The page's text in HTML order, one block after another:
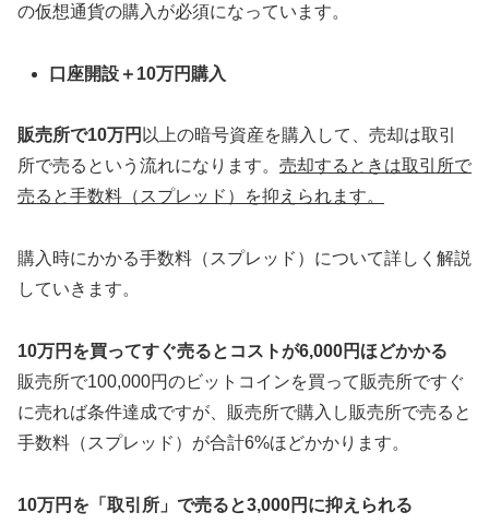
の仮想通貨の購入が必須になっています。
口座開設＋10万円購入
販売所で10万円 以上の暗号資産を購入して、売却は取引
所で売るという流れになります。 売却するときは取引所で
売ると手数料（スプレッド）を抑えられます。
購入時にかかる手数料（スプレッド）について詳しく解説
していきます。
10万円を買ってすぐ売るとコストが6,000円ほどかかる
販売所で100,000円のビットコインを買って販売所ですぐ
に売れば条件達成ですが、販売所で購入し販売所で売ると
手数料（スプレッド）が合計6%ほどかかります。
10万円を「取引所」で売ると3,000円に抑えられる